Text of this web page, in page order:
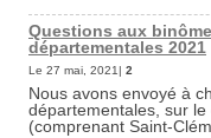
Questions aux
départementales 2021
Le 27 mai, 2021| 2
Nous avons envoyé à
départementales, sur
(comprenant Saint-